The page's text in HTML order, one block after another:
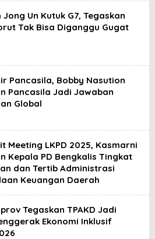
Jong Un Kutuk G7, Tegaskan
Tak Bisa Diganggu Gugat
Pancasila, Bobby Nasution
Pancasila Jadi Jawaban
Global
Meeting LKPD 2025, Kasmarni
Kepala PD Bengkalis Tingkat
dan Tertib Administrasi
Keuangan Daerah
Tegaskan TPAKD Jadi
Ekonomi Inklusif